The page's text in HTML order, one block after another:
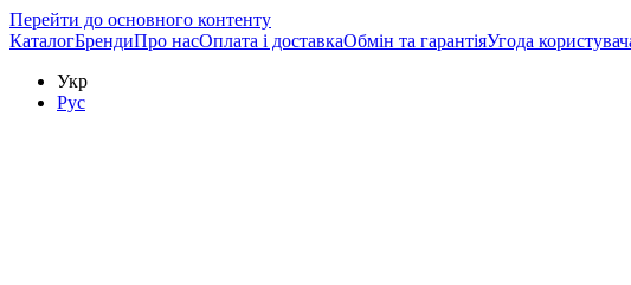
Перейти до основного контенту
КаталогБрендиПро насОплата і доставкаОбмін та гарантіяУгода
Укр
Рус